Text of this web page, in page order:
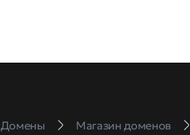
Домены Магазин доменов